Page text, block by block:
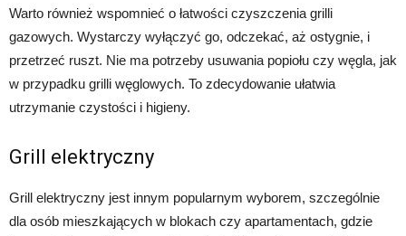
Warto również wspomnieć o łatwości czyszczenia grilli
gazowych. Wystarczy wyłączyć go, odczekać, aż ostygnie, i
przetrzeć ruszt. Nie ma potrzeby usuwania popiołu czy węgla, jak
w przypadku grilli węglowych. To zdecydowanie ułatwia
utrzymanie czystości i higieny.
Grill elektryczny
Grill elektryczny jest innym popularnym wyborem, szczególnie
dla osób mieszkających w blokach czy apartamentach, gdzie